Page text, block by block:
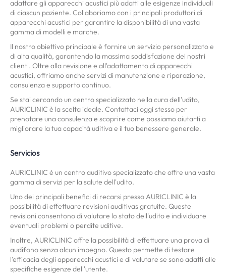
adattare gli apparecchi acustici più adatti alle esigenze individuali
di ciascun paziente. Collaboriamo con i principali produttori di
apparecchi acustici per garantire la disponibilità di una vasta
gamma di modelli e marche.
Il nostro obiettivo principale è fornire un servizio personalizzato e
di alta qualità, garantendo la massima soddisfazione dei nostri
clienti. Oltre alla revisione e all'adattamento di apparecchi
acustici, offriamo anche servizi di manutenzione e riparazione,
consulenza e supporto continuo.
Se stai cercando un centro specializzato nella cura dell'udito,
AURICLINIC è la scelta ideale. Contattaci oggi stesso per
prenotare una consulenza e scoprire come possiamo aiutarti a
migliorare la tua capacità uditiva e il tuo benessere generale.
Servicios
AURICLINIC è un centro auditivo specializzato che offre una vasta
gamma di servizi per la salute dell'udito.
Uno dei principali benefici di recarsi presso AURICLINIC è la
possibilità di effettuare revisioni auditivas gratuite. Queste
revisioni consentono di valutare lo stato dell'udito e individuare
eventuali problemi o perdite uditive.
Inoltre, AURICLINIC offre la possibilità di effettuare una prova di
audífono senza alcun impegno. Questo permette di testare
l'efficacia degli apparecchi acustici e di valutare se sono adatti alle
specifiche esigenze dell'utente.